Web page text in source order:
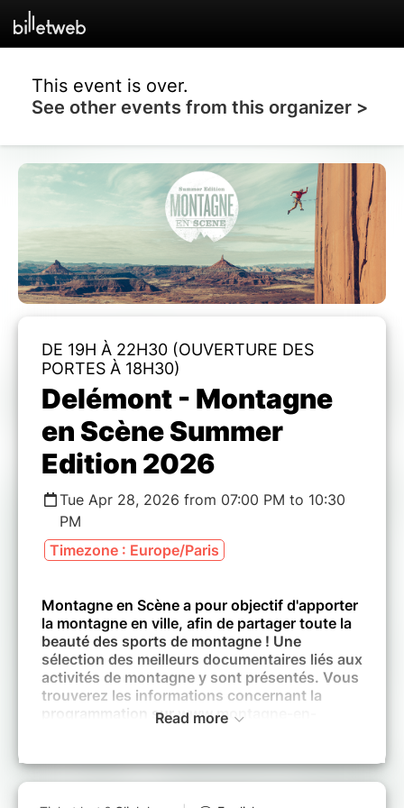
This event is over.
See other events from this organizer >
DE 19H À 22H30 (OUVERTURE DES
PORTES À 18H30)
Delémont - Montagne
en Scène Summer
Edition 2026
Tue Apr 28, 2026 from 07:00 PM to 10:30
PM
Timezone : Europe/Paris
Montagne en Scène a pour objectif d'apporter
la montagne en ville, afin de partager toute la
beauté des sports de montagne ! Une
sélection des meilleurs documentaires liés aux
activités de montagne y sont présentés. Vous
trouverez les informations concernant la
programmation surwww.montagne-en-
Tous les films sont en version originale et
sont sous-titrés en français.
Read more